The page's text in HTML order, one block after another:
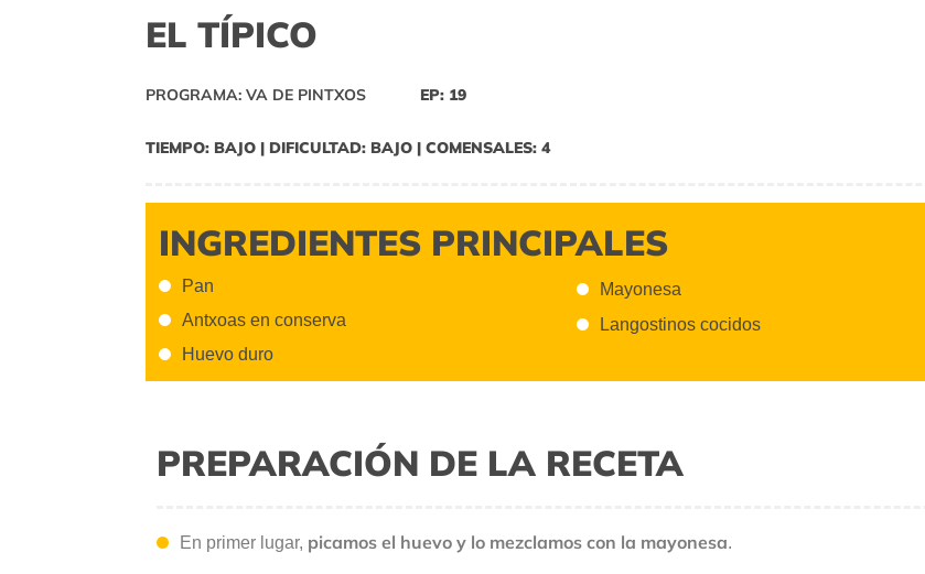
EL TÍPICO
PROGRAMA: VA DE PINTXOS EP: 19
TIEMPO: BAJO | DIFICULTAD: BAJO | COMENSALES: 4
INGREDIENTES PRINCIPALES
Pan
Antxoas en conserva
Huevo duro
Mayonesa
Langostinos cocidos
PREPARACIÓN DE LA RECETA
En primer lugar, picamos el huevo y lo mezclamos con la mayonesa.